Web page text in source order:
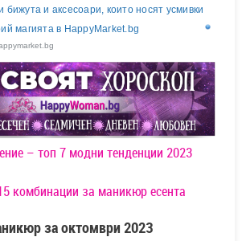
бижута и аксесоари, които носят усмивки
магията в HappyMarket.bg
– топ 7 модни тенденции 2023
комбинации за маникюр есента
за октомври 2023